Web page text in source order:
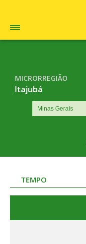
MICRORREGIÃO
Itajubá
TEMPO